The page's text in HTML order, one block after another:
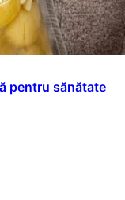
pentru sănătate